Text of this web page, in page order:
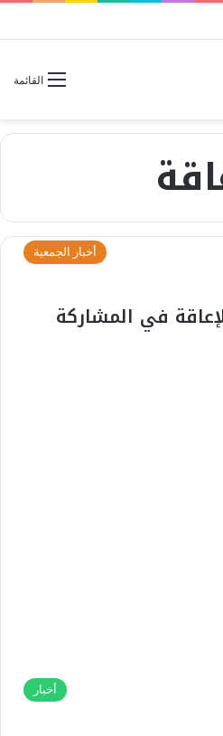
القائمة
أخبار الجمعية
في المشاركة
أخبار